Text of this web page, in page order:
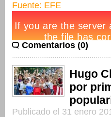
Fuente: EFE
Comentarios (0)
Hugo
por
Publicado el 31 enero